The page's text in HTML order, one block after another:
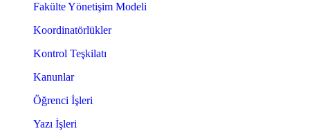
Fakülte Yönetişim Modeli
Koordinatörlükler
Kontrol Teşkilatı
Kanunlar
Öğrenci İşleri
Yazı İşleri